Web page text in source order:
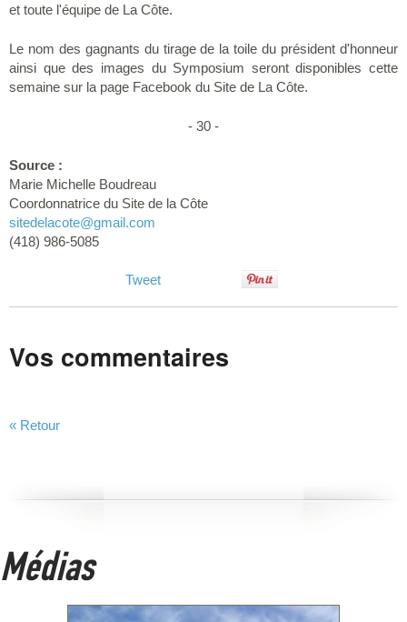
et toute l'équipe de La Côte.
Le nom des gagnants du tirage de la toile du président d'honneur
ainsi que des images du Symposium seront disponibles cette
semaine sur la page Facebook du Site de La Côte.
- 30 -
Source :
Marie Michelle Boudreau
Coordonnatrice du Site de la Côte
sitedelacote@gmail.com
(418) 986-5085
Tweet
Vos commentaires
« Retour
Médias